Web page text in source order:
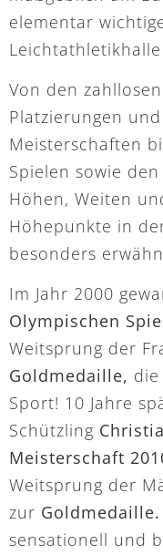
elementar
Von den
Platzierungen
Meisterschaften
Spielen sowie
Höhen, Weiten
Höhepunkte in
besonders
Im Jahr 2000
Olympischen
Weitsprung der
Goldmedaille,
Sport! 10 Jahre
Schützling
Meisterschaft
Weitsprung der
zur Goldmedaille.
sensationell und